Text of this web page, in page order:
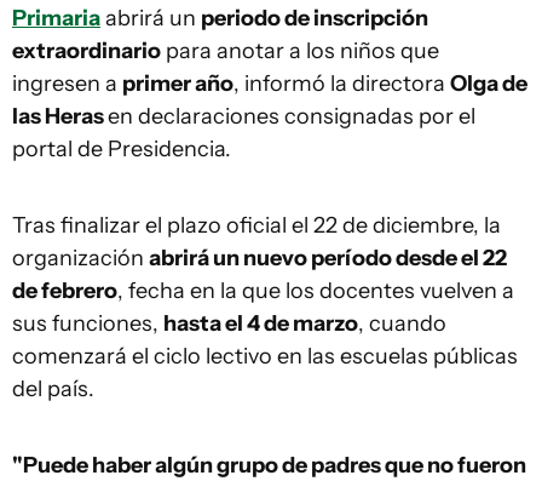
Primariaabrirá un periodo de inscripción
extraordinario para anotar a los niños que
ingresen a primer año, informó la directora Olga de
las Herasen declaraciones consignadas por el
portal de Presidencia.
Tras finalizar el plazo oficial el 22 de diciembre, la
organización abrirá un nuevo período desde el 22
de febrero, fecha en la que los docentes vuelven a
sus funciones, hasta el 4 de marzo, cuando
comenzará el ciclo lectivo en las escuelas públicas
del país.
"Puede haber algún grupo de padres que no fueron